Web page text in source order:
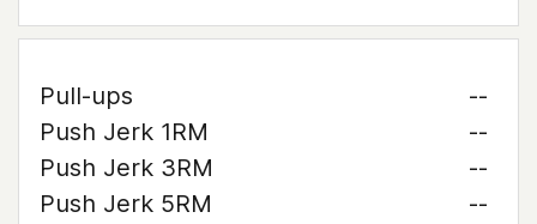
Pull-ups
--
Push Jerk 1RM
--
Push Jerk 3RM
--
Push Jerk 5RM
--